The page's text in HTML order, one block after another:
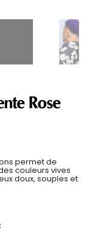
Rose
permet de
couleurs vives
doux, souples et